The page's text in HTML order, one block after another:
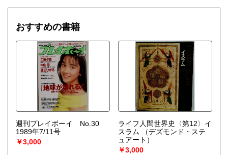
おすすめの書籍
週刊プレイボーイ No.30
1989年7/11号
￥3,000
ライフ人間世界史〈第12〉イ
スラム
（デズモンド・ステ
ュアート）
￥3,000